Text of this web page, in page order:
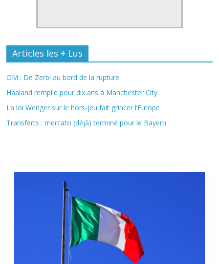
Articles les + Lus
OM : De Zerbi au bord de la rupture
Haaland rempile pour dix ans à Manchester City
La loi Wenger sur le hors-jeu fait grincer l’Europe
Transferts : mercato (déjà) terminé pour le Bayern